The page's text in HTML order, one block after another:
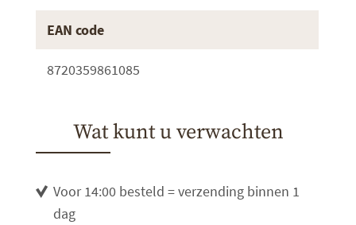
EAN code
8720359861085
Wat kunt u verwachten
Voor 14:00 besteld = verzending binnen 1
dag